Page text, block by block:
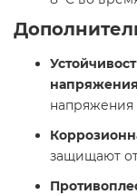
напряжения
напряжения
защищают